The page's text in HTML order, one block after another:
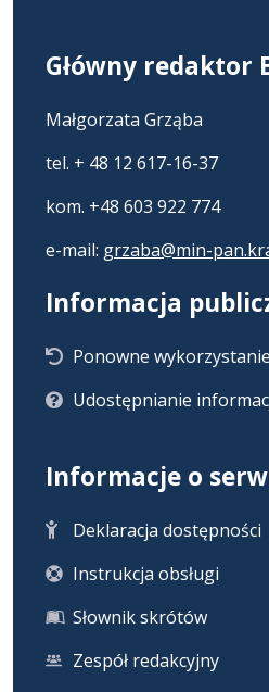
Główny redaktor
Małgorzata Grząba
tel. + 48 12 617-16-37
kom. +48 603 922 774
e-mail: grzaba@min-
Informacja
Ponowne wykorzystanie
Udostępnianie
Informacje o
Deklaracja dostępności
Instrukcja obsługi
Słownik skrótów
Zespół redakcyjny